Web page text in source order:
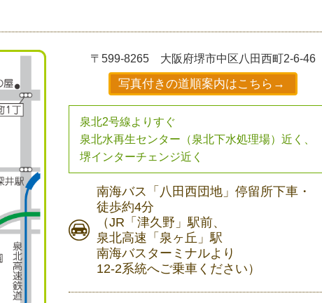
〒599-8265 大阪府堺市中区八田西町2-6-46
写真付きの道順案内はこちら→
泉北2号線よりすぐ
泉北水再生センター（泉北下水処理場）近く、
堺インターチェンジ近く
南海バス 「八田西団地」停留所下車・
徒歩約4分
（JR「津久野」駅前、
泉北高速「泉ヶ丘」駅
南海バスターミナルより
12-2系統へご乗車ください）